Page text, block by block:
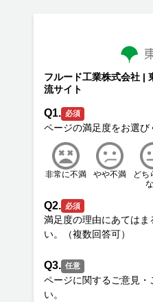
フルード工業株式会社 |
流サイト
Q1. 必須
非常に不満 やや不満
どち
Q2. 必須
満足度の理由にあてはま
Q3. 任意
ページに関するご意見・
い。